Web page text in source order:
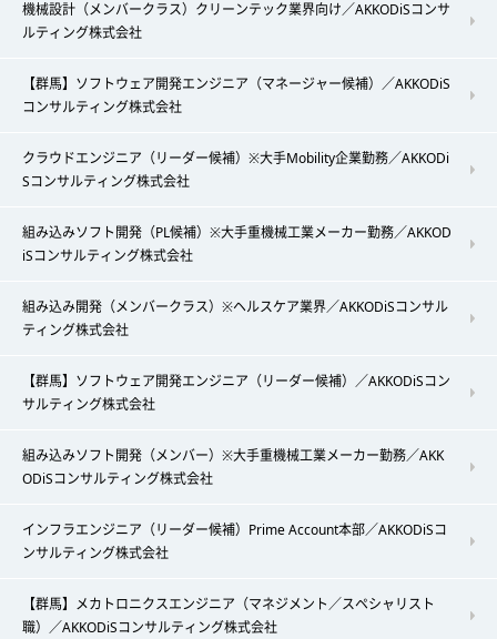
機械設計（メンバークラス）クリーンテック業界向け／AKKODiSコンサ
ルティング株式会社
【群馬】ソフトウェア開発エンジニア（マネージャー候補）／AKKODiS
コンサルティング株式会社
クラウドエンジニア（リーダー候補）※大手Mobility企業勤務／AKKODi
Sコンサルティング株式会社
組み込みソフト開発（PL候補）※大手重機械工業メーカー勤務／AKKOD
iSコンサルティング株式会社
組み込み開発（メンバークラス）※ヘルスケア業界／AKKODiSコンサル
ティング株式会社
【群馬】ソフトウェア開発エンジニア（リーダー候補）／AKKODiSコン
サルティング株式会社
組み込みソフト開発（メンバー）※大手重機械工業メーカー勤務／AKK
ODiSコンサルティング株式会社
インフラエンジニア（リーダー候補）Prime Account本部／AKKODiSコ
ンサルティング株式会社
【群馬】メカトロニクスエンジニア（マネジメント／スペシャリスト
職）／AKKODiSコンサルティング株式会社